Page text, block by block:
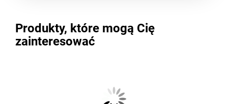
Produkty, które mogą Cię
zainteresować